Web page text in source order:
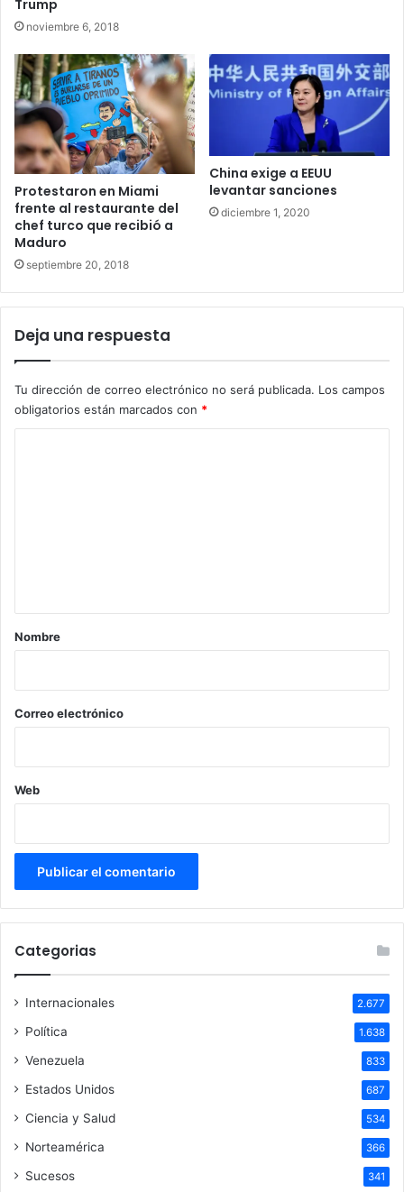
Trump
noviembre 6, 2018
Protestaron en Miami
frente al restaurante del
chef turco que recibió a
Maduro
septiembre 20, 2018
China exige a EEUU
levantar sanciones
diciembre 1, 2020
Deja una respuesta
Tu dirección de correo electrónico no será publicada. Los campos
obligatorios están marcados con *
r
*
Nombre
Correo electrónico
Web
Categorias
Internacionales 2.677
Política 1.638
Venezuela 833
Estados Unidos 687
Ciencia y Salud 534
Norteamérica 366
Sucesos 341